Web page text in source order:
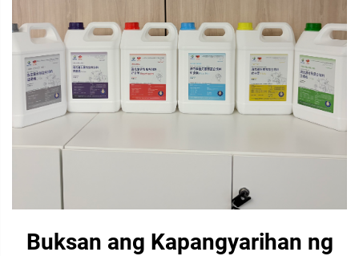
Buksan ang Kapangyarihan ng